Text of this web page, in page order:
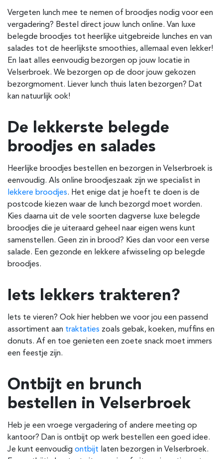
Vergeten lunch mee te nemen of broodjes nodig voor een
vergadering? Bestel direct jouw lunch online. Van luxe
belegde broodjes tot heerlijke uitgebreide lunches en van
salades tot de heerlijkste smoothies, allemaal even lekker!
En laat alles eenvoudig bezorgen op jouw locatie in
Velserbroek. We bezorgen op de door jouw gekozen
bezorgmoment. Liever lunch thuis laten bezorgen? Dat
kan natuurlijk ook!
De lekkerste belegde
broodjes en salades
Heerlijke broodjes bestellen en bezorgen in Velserbroek is
eenvoudig. Als online broodjeszaak zijn we specialist in
lekkere broodjes. Het enige dat je hoeft te doen is de
postcode kiezen waar de lunch bezorgd moet worden.
Kies daarna uit de vele soorten dagverse luxe belegde
broodjes die je uiteraard geheel naar eigen wens kunt
samenstellen. Geen zin in brood? Kies dan voor een verse
salade. Een gezonde en lekkere afwisseling op belegde
broodjes.
Iets lekkers trakteren?
Iets te vieren? Ook hier hebben we voor jou een passend
assortiment aan traktaties zoals gebak, koeken, muffins en
donuts. Af en toe genieten een zoete snack moet immers
een feestje zijn.
Ontbijt en brunch
bestellen in Velserbroek
Heb je een vroege vergadering of andere meeting op
kantoor? Dan is ontbijt op werk bestellen een goed idee.
Je kunt eenvoudig ontbijt laten bezorgen in Velserbroek.